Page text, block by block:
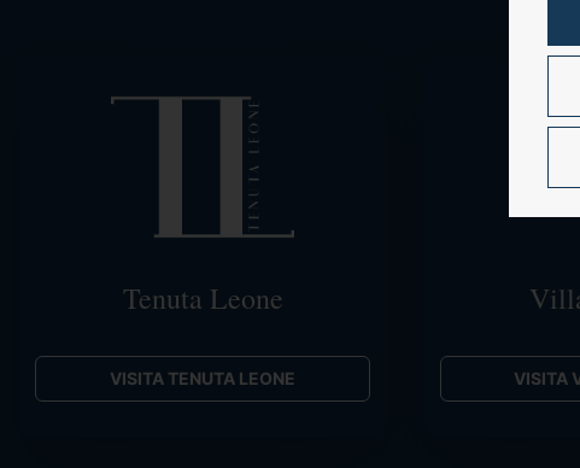
Tenuta Leone
VISITA TENUTA LEONE VISITA